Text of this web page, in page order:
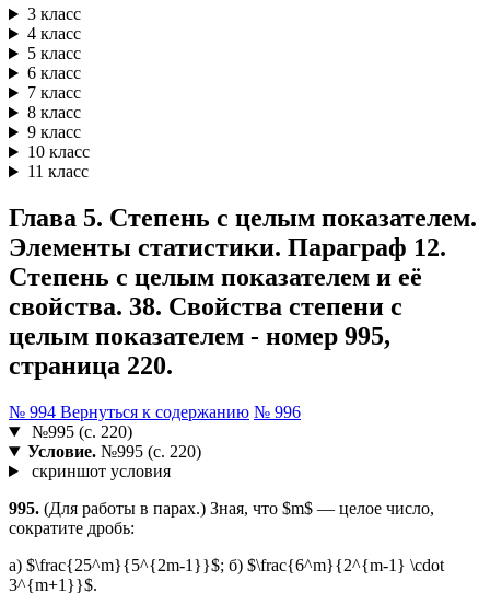
3 класс
4 класс
5 класс
6 класс
7 класс
8 класс
9 класс
10 класс
11 класс
Глава 5. Степень с целым показателем.
Элементы статистики. Параграф 12.
Степень с целым показателем и её
свойства. 38. Свойства степени с
целым показателем - номер 995,
страница 220.
№ 994 Вернуться к содержанию № 996
№995 (с. 220)
Условие.№995 (с. 220)
скриншот условия
995. (Для работы в парах.) Зная, что $m$ — целое число,
сократите дробь:
а) $\frac{25^m}{5^{2m-1}}$; б) $\frac{6^m}{2^{m-1} \cdot
3^{m+1}}$.